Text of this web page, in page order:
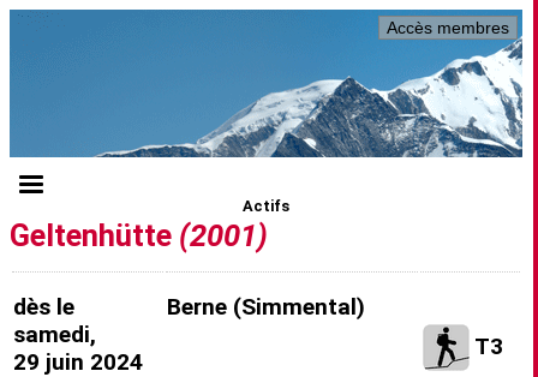
Accès membres
Actifs
Geltenhütte (2001)
dès le
samedi,
29 juin 2024
Berne (Simmental)
T3